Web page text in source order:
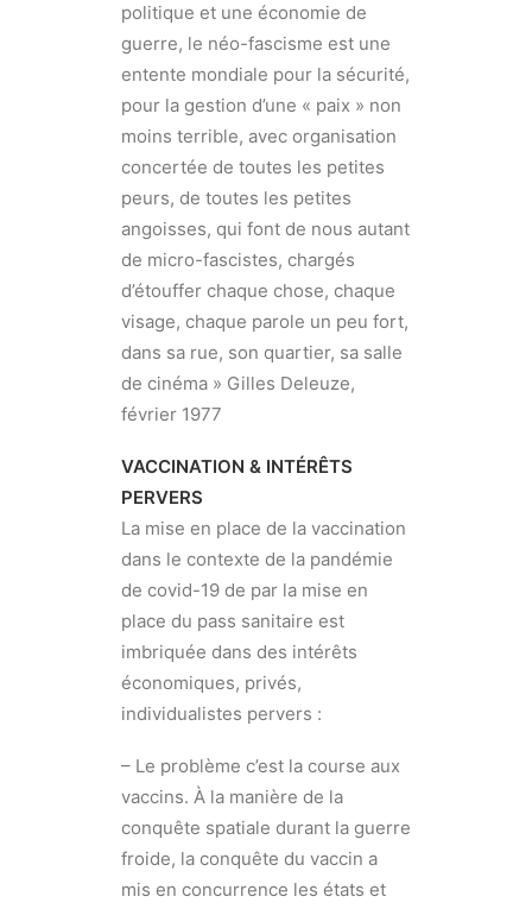
politique et une économie de
guerre, le néo-fascisme est une
entente mondiale pour la sécurité,
pour la gestion d’une « paix » non
moins terrible, avec organisation
concertée de toutes les petites
peurs, de toutes les petites
angoisses, qui font de nous autant
de micro-fascistes, chargés
d’étouffer chaque chose, chaque
visage, chaque parole un peu fort,
dans sa rue, son quartier, sa salle
de cinéma » Gilles Deleuze,
février 1977
VACCINATION & INTÉRÊTS
PERVERS
La mise en place de la vaccination
dans le contexte de la pandémie
de covid-19 de par la mise en
place du pass sanitaire est
imbriquée dans des intérêts
économiques, privés,
individualistes pervers :
– Le problème c’est la course aux
vaccins. À la manière de la
conquête spatiale durant la guerre
froide, la conquête du vaccin a
mis en concurrence les états et